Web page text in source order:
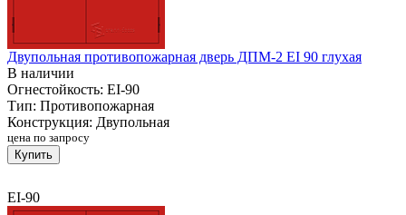
Двупольная противопожарная дверь ДПМ-2 EI 90 глухая
В наличии
Огнестойкость: EI-90
Тип: Противопожарная
Конструкция: Двупольная
цена по запросу
Купить
EI-90